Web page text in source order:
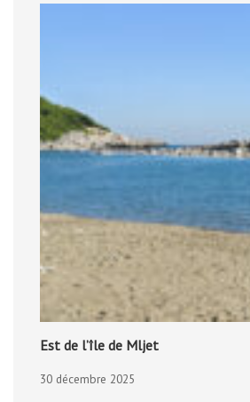
Est de l’île de Mljet
30 décembre 2025